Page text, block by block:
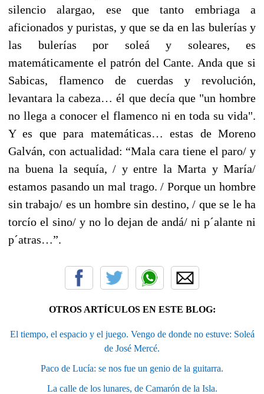
silencio alargao, ese que tanto embriaga a
aficionados y puristas, y que se da en las bulerías y
las bulerías por soleá y soleares, es
matemáticamente el patrón del Cante. Anda que si
Sabicas, flamenco de cuerdas y revolución,
levantara la cabeza… él que decía que "un hombre
no llega a conocer el flamenco ni en toda su vida".
Y es que para matemáticas… estas de Moreno
Galván, con actualidad: “Mala cara tiene el paro/ y
na buena la sequía, / y entre la Marta y María/
estamos pasando un mal trago. / Porque un hombre
sin trabajo/ es un hombre sin destino, / que se le ha
torcío el sino/ y no lo dejan de andá/ ni p´alante ni
p´atras…”.
OTROS ARTÍCULOS EN ESTE BLOG:
El tiempo, el espacio y el juego. Vengo de donde no estuve: Soleá
de José Mercé.
Paco de Lucía: se nos fue un genio de la guitarra.
La calle de los lunares, de Camarón de la Isla.